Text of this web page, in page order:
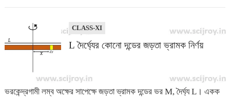
CLASS-XI
L দৈর্ঘ্যের কোনো দন্ডের জড়তা ভ্রামক নির্ণয়
ভরকেন্দ্রগামী লম্ব অক্ষের সাপেক্ষে জড়তা ভ্রামক দন্ডের ভর M, দৈর্ঘ্য L। একক